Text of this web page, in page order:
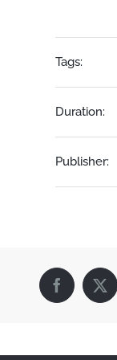
Tags:
Duration:
Publisher:
Facebook
X